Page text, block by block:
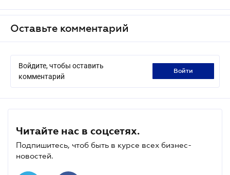
Оставьте комментарий
Войдите, чтобы оставить
комментарий
войти
Читайте нас в соцсетях.
Подпишитесь, чтоб быть в курсе всех бизнес-
новостей.